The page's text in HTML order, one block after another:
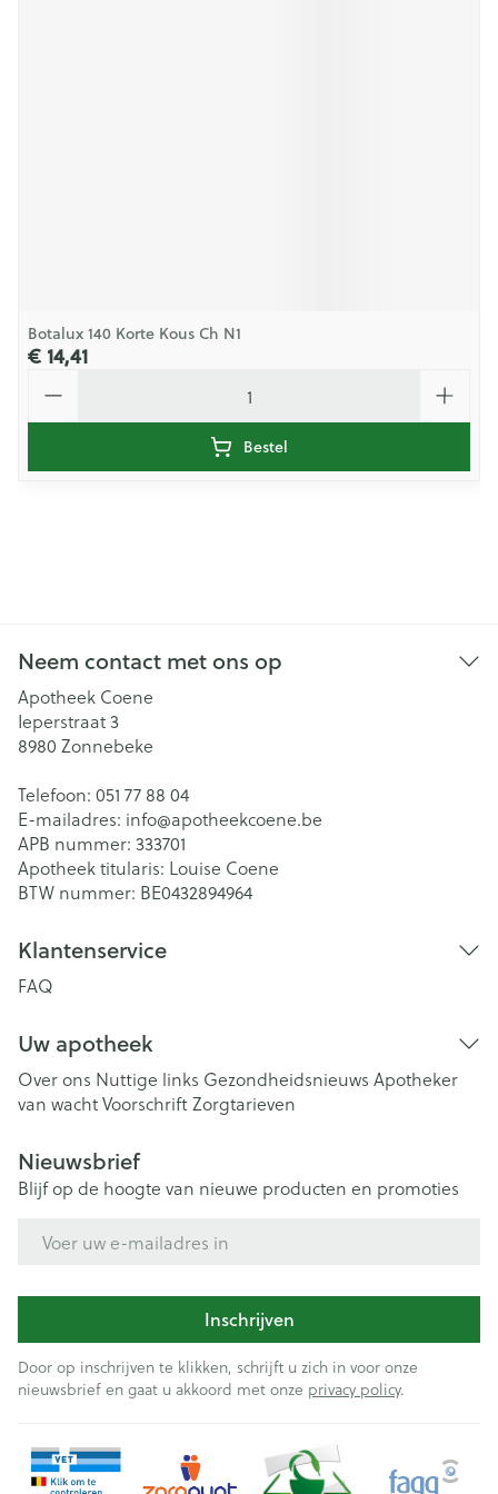
Botalux 140 Korte Kous Ch N1
€ 14,41
Bestel
Neem contact met ons op
Apotheek Coene
Ieperstraat 3
8980 Zonnebeke
Telefoon: 051 77 88 04
E-mailadres: info@apotheekcoene.be
APB nummer: 333701
Apotheek titularis: Louise Coene
BTW nummer: BE0432894964
Klantenservice
FAQ
Uw apotheek
Over ons Nuttige links Gezondheidsnieuws Apotheker
van wachtVoorschriftZorgtarieven
Nieuwsbrief
Blijf op de hoogte van nieuwe producten en promoties
Inschrijven
Door op inschrijven te klikken, schrijft u zich in voor onze
nieuwsbrief en gaat u akkoord met onze privacy policy.